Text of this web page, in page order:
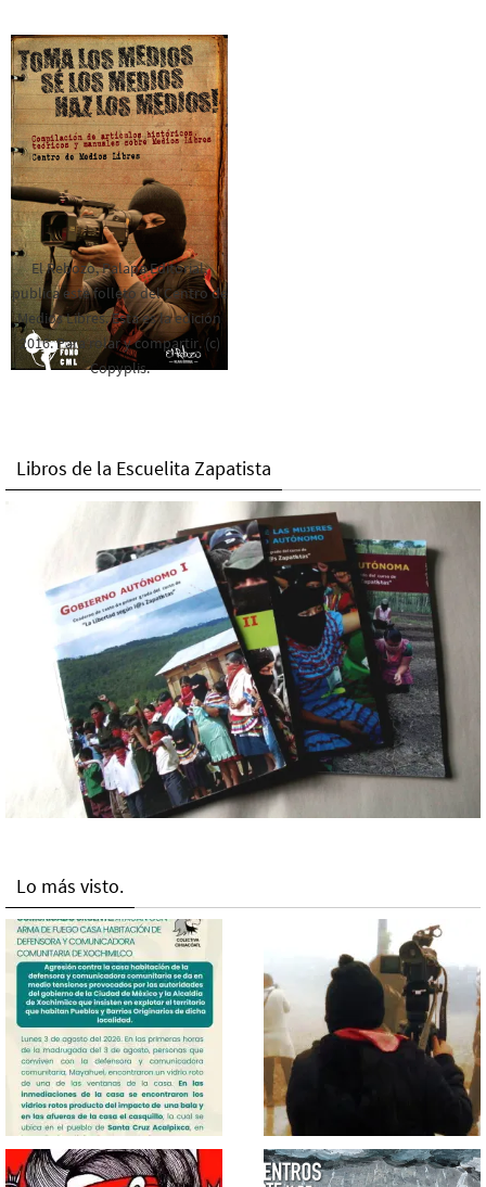
El Rebozo, Palapa Editorial,
publica este folleto del Centro de
Medios Libres. Esta es la edición
2016. Para rolar y compartir. (c)
Copyplis.
Libros de la Escuelita Zapatista
Lo más visto.